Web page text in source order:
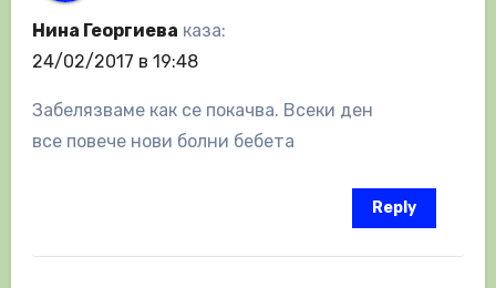
Нина Георгиева каза:
24/02/2017 в 19:48
Забелязваме как се покачва. Всеки ден
все повече нови болни бебета
Reply